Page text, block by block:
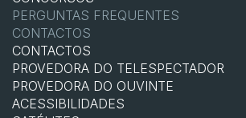
PERGUNTAS FREQUENTES
CONTACTOS
CONTACTOS
PROVEDORA DO TELESPECTADOR
PROVEDORA DO OUVINTE
ACESSIBILIDADES